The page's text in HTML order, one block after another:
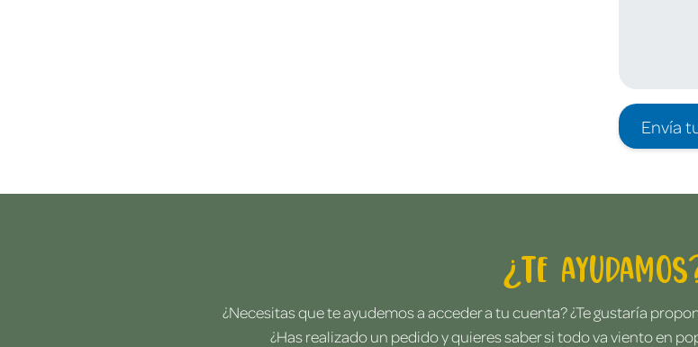
Envía
¿Te
¿Necesitas que te ayudemos a acceder a tu cuenta? ¿Te gustaría
¿Has realizado un pedido y quieres saber si todo va viento en